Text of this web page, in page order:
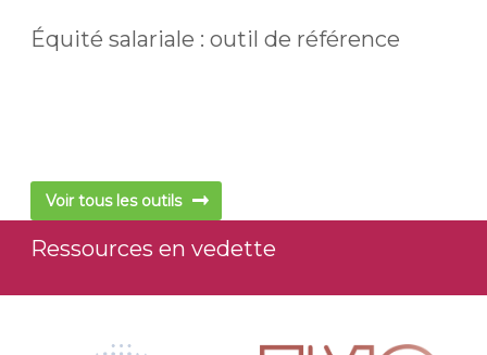
Équité salariale : outil de référence
Voir tous les outils
Ressources en vedette